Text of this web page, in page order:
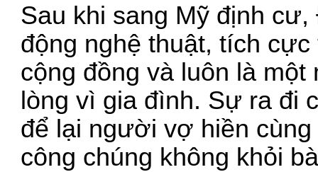
Sau khi sang Mỹ định
động nghệ thuật, tích
cộng đồng và luôn là
lòng vì gia đình. Sự ra đi
để lại người vợ hiền
công chúng không khỏi